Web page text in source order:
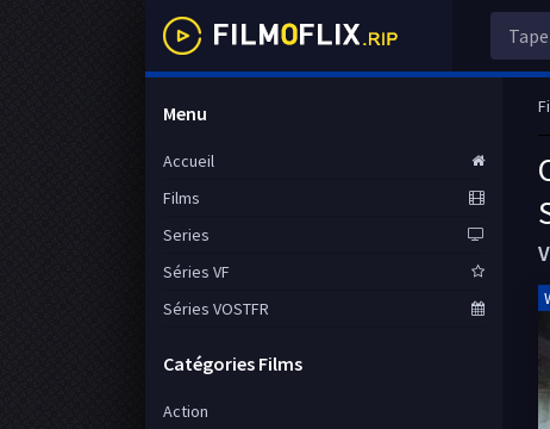
Menu
Accueil
Films
Series
Séries VF
Séries VOSTFR
Catégories Films
Action